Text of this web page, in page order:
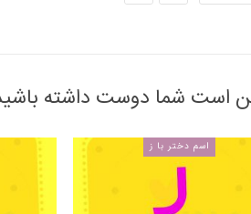
است شما دوست داشته
اسم دختر با ز